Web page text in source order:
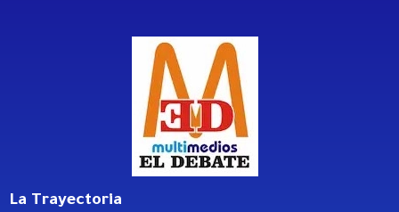
La Trayectoria